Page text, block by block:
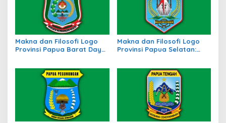
Makna dan Filosofi Logo
Provinsi Papua Barat Daya:
Makna dan Filosofi Logo
Provinsi Papua Selatan: